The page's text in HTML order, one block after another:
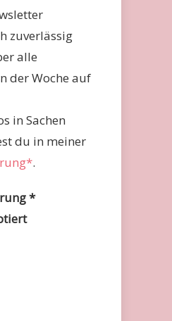
zuverlässig
alle
der Woche auf
in Sachen
du in meiner
.
*